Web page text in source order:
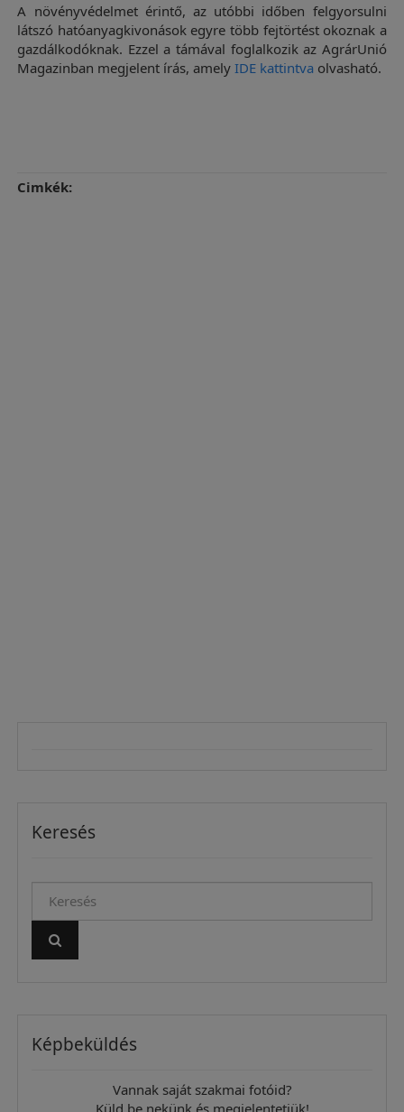
A növényvédelmet érintő, az utóbbi időben felgyorsulni
látszó hatóanyagkivonások egyre több fejtörtést okoznak a
gazdálkodóknak. Ezzel a támával foglalkozik az AgrárUnió
Magazinban megjelent írás, amelyIDE kattintva olvasható.
Cimkék:
Keresés
Képbeküldés
Vannak saját szakmai fotóid?